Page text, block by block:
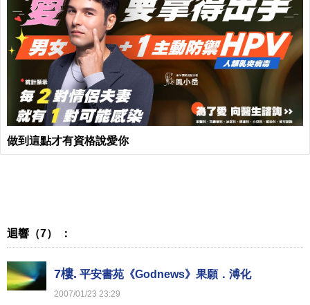
做到這點才有資格說愛你
迴響（7） ：
7樓. 平安書苑《Godnews》果願．溥化
2007/01/23 23:29